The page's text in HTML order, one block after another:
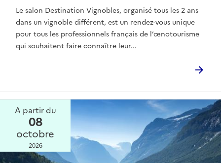
Le salon Destination Vignobles, organisé tous les 2 ans
dans un vignoble différent, est un rendez-vous unique
pour tous les professionnels français de l’œnotourisme
qui souhaitent faire connaître leur...
A partir du
08
octobre
2026